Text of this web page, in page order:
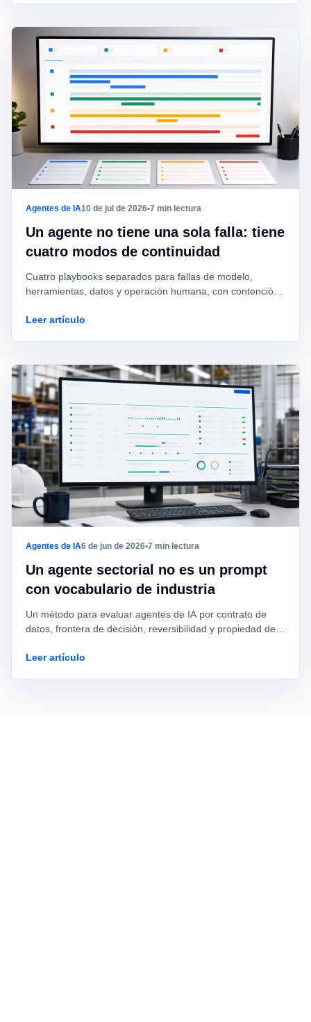
Agentes de IA10 de jul de 2026•7 min lectura
Un agente no tiene una sola falla: tiene
cuatro modos de continuidad
Cuatro playbooks separados para fallas de modelo,
herramientas, datos y operación humana, con contención,
Leer artículo
Agentes de IA6 de jun de 2026•7 min lectura
Un agente sectorial no es un prompt
con vocabulario de industria
Un método para evaluar agentes de IA por contrato de
datos, frontera de decisión, reversibilidad y propiedad de
Leer artículo